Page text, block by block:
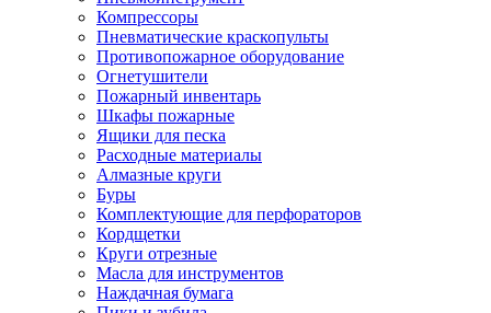
Компрессоры
Пневматические краскопульты
Противопожарное оборудование
Огнетушители
Пожарный инвентарь
Шкафы пожарные
Ящики для песка
Расходные материалы
Алмазные круги
Буры
Комплектующие для перфораторов
Кордщетки
Круги отрезные
Масла для инструментов
Наждачная бумага